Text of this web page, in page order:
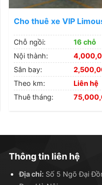
Cho thuê xe VIP
Chỗ ngồi:
16 chỗ
Nội thành:
Sân bay:
Theo km:
Liên hệ
Thuê tháng:
Thông tin liên hệ
Địa chỉ:Số 5 Ngõ Đại